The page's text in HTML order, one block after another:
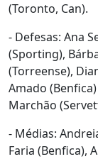
(Toronto, Can).
- Defesas: Ana
(Sporting),
(Torreense),
Amado
Marchão
- Médias:
Faria (Benfica),